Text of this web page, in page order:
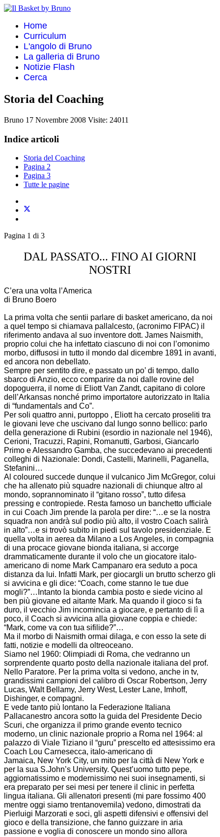
Home
Curriculum
L'angolo di Bruno
La galleria di Bruno
Notizie Flash
Cerca
Storia del Coaching
Bruno 17 Novembre 2008 Visite: 24011
Indice articoli
Storia del Coaching
Pagina 2
Pagina 3
Tutte le pagine
Pagina 1 di 3
DAL PASSATO... FINO AI GIORNI
NOSTRI
C’era una volta l’America
di Bruno Boero
La prima volta che sentii parlare di basket americano, da noi
a quel tempo si chiamava pallalcesto, (acronimo FIPAC) il
riferimento andava al suo inventore dott. James Naismith,
proprio colui che ha infettato ciascuno di noi con l’omonimo
morbo, diffusosi in tutto il mondo dal dicembre 1891 in avanti,
ed ancora non debellato.
Sempre per sentito dire, e passato un po’ di tempo, dallo
sbarco di Anzio, ecco comparire da noi dalle rovine del
dopoguerra, il nome di Eliott Van Zandt, capitano di colore
dell’Arkansas nonché primo importatore autorizzato in Italia
di “fundamentals and Co”.
Per soli quattro anni, purtoppo , Eliott ha cercato proseliti tra
le giovani leve che uscivano dal lungo sonno bellico: parlo
della generazione di Rubini (esordio in nazionale nel 1946),
Cerioni, Tracuzzi, Rapini, Romanutti, Garbosi, Giancarlo
Primo e Alessandro Gamba, che succedevano ai precedenti
colleghi di Nazionale: Dondi, Castelli, Marinelli, Paganella,
Stefanini…
Al coloured succede dunque il vulcanico Jim McGregor, colui
che ha allenato più squadre nazionali di chiunque altro al
mondo, soprannominato il “gitano rosso”, tutto difesa
pressing e contropiede. Resta famoso un banchetto ufficiale
in cui Coach Jim prende la parola per dire: “…e se la nostra
squadra non andrà sul podio più alto, il vostro Coach salirà
in alto”…e si trovò subito in piedi sul tavolo presidenziale. E
quella volta in aerea da Milano a Los Angeles, in compagnia
di una procace giovane bionda italiana, si accorge
drammaticamente durante il volo che un giocatore italo-
americano di nome Mark Campanaro era seduto a poca
distanza da lui. Infatti Mark, per giocargli un brutto scherzo gli
si avvicina e gli dice: “Coach, come stanno le tue due
mogli?”…Intanto la bionda cambia posto e siede vicino al
ben più giovane ed aitante Mark. Ma quando il gioco si fa
duro, il vecchio Jim incomincia a giocare, e pertanto di lì a
poco, il Coach si avvicina alla giovane coppia e chiede:
“Mark, come va con tua sifilide?”…
Ma il morbo di Naismith ormai dilaga, e con esso la sete di
fatti, notizie e modelli da oltreoceano.
Siamo nel 1960: Olimpiadi di Roma, che vedranno un
sorprendente quarto posto della nazionale italiana del prof.
Nello Paratore. Per la prima volta si vedono, anche in tv,
grandissimi campioni del calibro di Oscar Robertson, Jerry
Lucas, Walt Bellamy, Jerry West, Lester Lane, Imhoff,
Dishinger, e compagni.
E vede tanto più lontano la Federazione Italiana
Pallacanestro ancora sotto la guida del Presidente Decio
Scuri, che organizza il primo grande evento tecnico
moderno, un clinic nazionale proprio a Roma nel 1964: al
palazzo di Viale Tiziano il “guru” prescelto ed attesissimo era
Coach Lou Carnesecca, italo-americano di
Jamaica, New York City, un mito per la città di New York e
per la sua S.John’s University. Quest’uomo tutto pepe,
aggiornatissimo e modernissimo nei suoi insegnamenti, si
era preparato per sei mesi per tenere il clinic in perfetta
lingua italiana. Gli allenatori presenti (mi pare fossimo 400
mentre oggi siamo trentanovemila) vedono, dimostrati da
Pierluigi Marzorati e soci, gli aspetti difensivi e offensivi del
gioco e della transizione, che fanno guizzare in aria
passione e voglia di conoscere un mondo sino allora